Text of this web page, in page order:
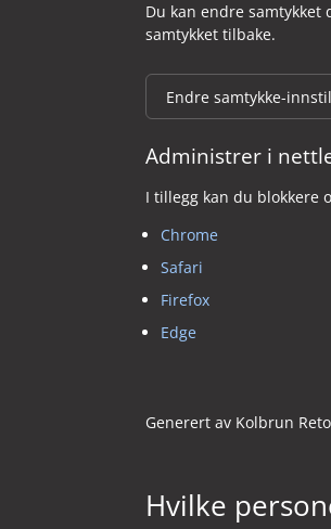
Du kan endre
samtykket tilbake.
Endre samtykke-
Administrer i
I tillegg kan du blokkere
Chrome
Safari
Firefox
Edge
Generert av Kolbrun
Hvilke